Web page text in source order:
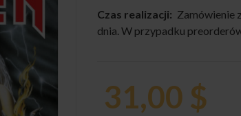
Czas realizacji: Zamówienie
dnia. W przypadku
31,00 $